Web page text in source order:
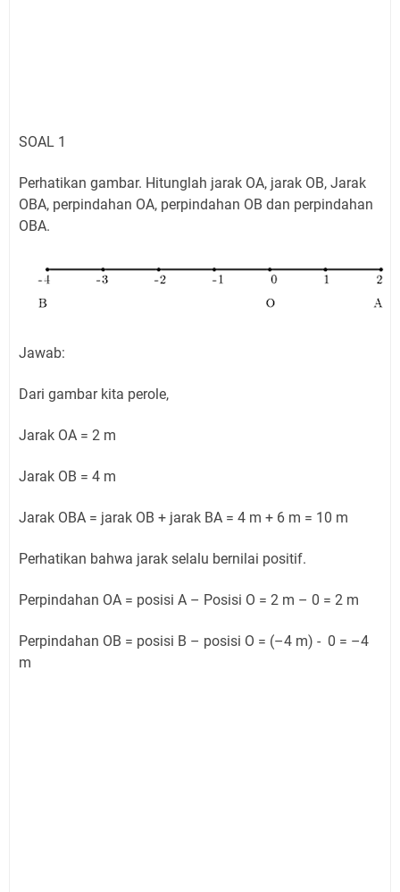
SOAL 1
Perhatikan gambar. Hitunglah jarak OA, jarak OB, Jarak
OBA, perpindahan OA, perpindahan OB dan perpindahan
OBA.
Jawab:
Dari gambar kita perole,
Jarak OA = 2 m
Jarak OB = 4 m
Jarak OBA = jarak OB + jarak BA = 4 m + 6 m = 10 m
Perhatikan bahwa jarak selalu bernilai positif.
Perpindahan OA = posisi A – Posisi O = 2 m – 0 = 2 m
Perpindahan OB = posisi B – posisi O = (–4 m) - 0 = –4
m